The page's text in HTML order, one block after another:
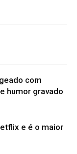
com
humor gravado
e é o maior